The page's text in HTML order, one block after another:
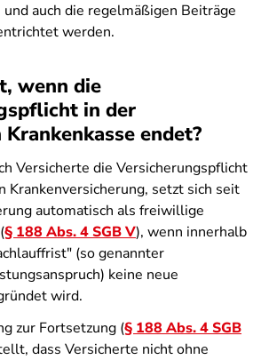
auch die regelmäßigen Beiträge
werden.
wenn die
in der
endet?
Versicherte die Versicherungspflicht
Krankenversicherung, setzt sich seit
automatisch als freiwillige
§ 188 Abs. 4 SGB V), wenn innerhalb
(so genannter
keine neue
wird.
zur Fortsetzung (§ 188 Abs. 4 SGB
dass Versicherte nicht ohne